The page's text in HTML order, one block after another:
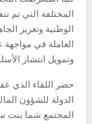
المختلفة التي تم
الوطنية وتعزيز
العاملة في
وتمويل انتشار
حضر اللقاء الذي
الدولة للشؤون
المجتمع شما بنت